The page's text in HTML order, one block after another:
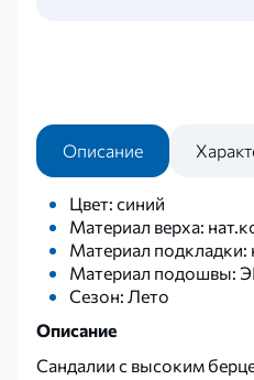
Описание
Цвет: синий
Материал верха:
Материал подкладки:
Материал подошвы:
Сезон: Лето
Описание
Сандалии с высоким